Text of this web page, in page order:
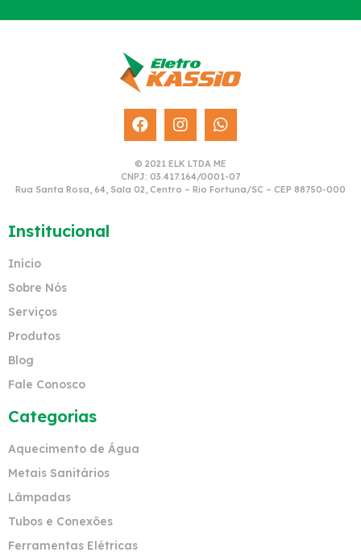
© 2021 ELK LTDA ME
CNPJ: 03.417.164/0001-07
Rua Santa Rosa, 64, Sala 02, Centro – Rio Fortuna/SC – CEP 88750-000
Institucional
Início
Sobre Nós
Serviços
Produtos
Blog
Fale Conosco
Categorias
Aquecimento de Água
Metais Sanitários
Lâmpadas
Tubos e Conexões
Ferramentas Elétricas